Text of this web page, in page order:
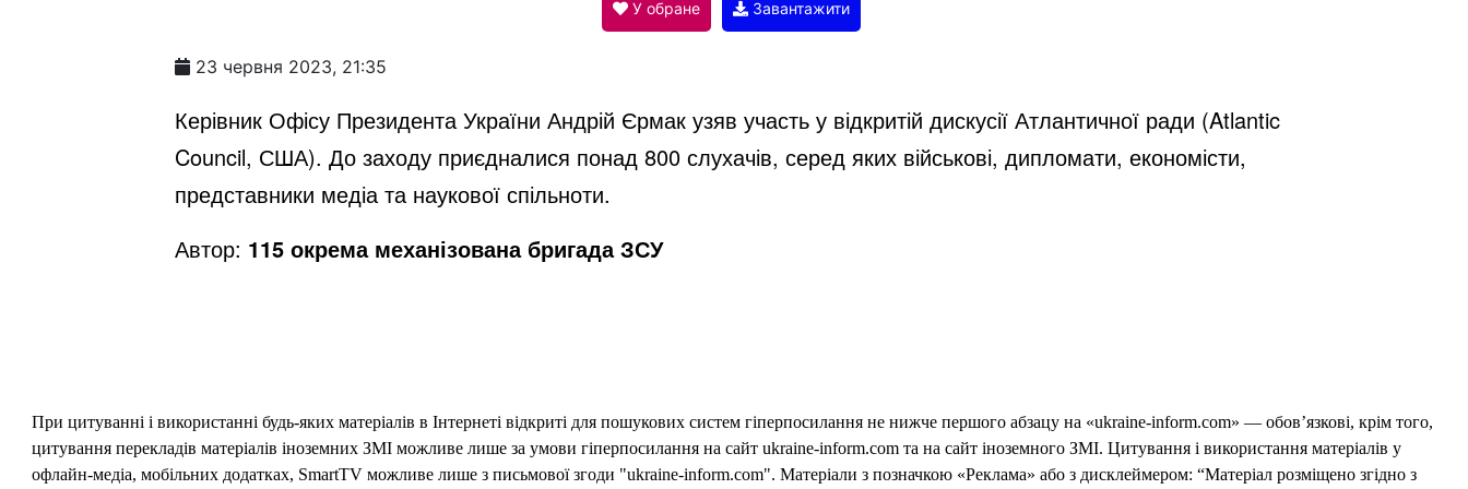
d
У обране Завантажити
23 червня 2023, 21:35
Керівник Офісу Президента України Андрій Єрмак узяв участь у відкритій дискусії Атлантичної ради (Atlantic
Council, США). До заходу приєдналися понад 800 слухачів, серед яких військові, дипломати, економісти,
представники медіа та наукової спільноти.
Автор: 115 окрема механізована бригада ЗСУ
При цитуванні і використанні будь-яких матеріалів в Інтернеті відкриті для пошукових систем гіперпосилання не нижче першого абзацу на «ukraine-inform.com» — обов’язкові, крім того,
цитування перекладів матеріалів іноземних ЗМІ можливе лише за умови гіперпосилання на сайт ukraine-inform.com та на сайт іноземного ЗМІ. Цитування і використання матеріалів у
офлайн-медіа, мобільних додатках, SmartTV можливе лише з письмової згоди "ukraine-inform.com". Матеріали з позначкою «Реклама» або з дисклеймером: “Матеріал розміщено згідно з